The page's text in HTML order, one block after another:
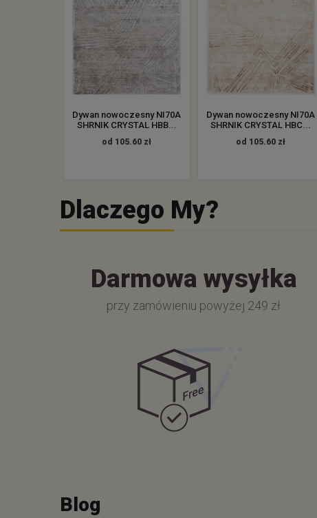
Dywan nowoczesny NI70A
SHRNIK CRYSTAL HBB...
od 105.60 zł
Dywan nowoczesny NI70A
SHRNIK CRYSTAL HBC...
od 105.60 zł
Dlaczego My?
Darmowa wysyłka
przy zamówieniu powyżej 249 zł
Blog